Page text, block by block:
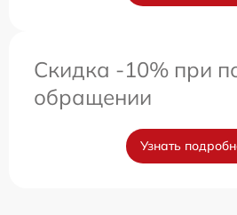
Скидка -10% при
обращении
Узнать